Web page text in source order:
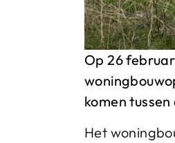
Op 26
komen
Het